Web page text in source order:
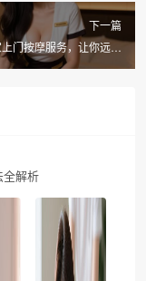
下一篇
门按摩服务，让你远离
喧闹与干扰的贴心之选
全解析